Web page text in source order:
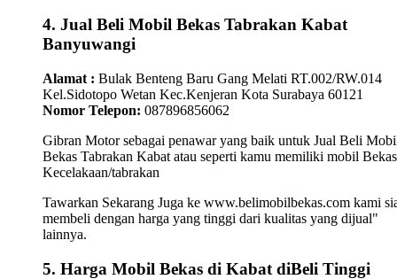
4. Jual Beli Mobil Bekas Tabrakan Kabat
Banyuwangi
Alamat : Bulak Benteng Baru Gang Melati RT.002/RW.014
Kel.Sidotopo Wetan Kec.Kenjeran Kota Surabaya 60121
Nomor Telepon: 087896856062
Gibran Motor sebagai penawar yang baik untuk Jual Beli
Bekas Tabrakan Kabat atau seperti kamu memiliki mobil Bekas
Kecelakaan/tabrakan
Tawarkan Sekarang Juga ke www.belimobilbekas.com kami
membeli dengan harga yang tinggi dari kualitas yang dijual"
lainnya.
5. Harga Mobil Bekas di Kabat diBeli Tinggi